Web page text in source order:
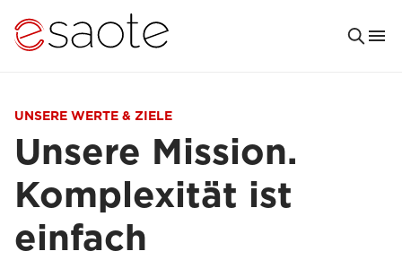
UNSERE WERTE & ZIELE
Unsere Mission.
Komplexität ist
einfach